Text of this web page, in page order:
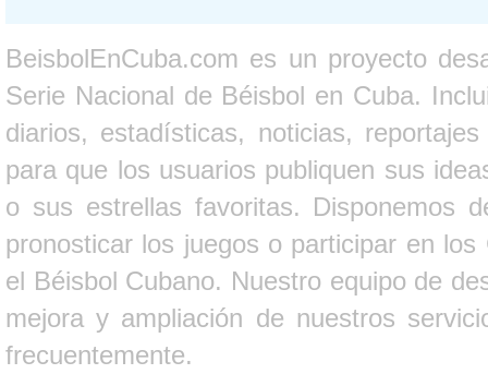
BeisbolEnCuba.com es un proyecto
Serie Nacional de Béisbol en Cuba.
diarios, estadísticas, noticias,
para que los usuarios publiquen sus
o sus estrellas favoritas. Disponemos
pronosticar los juegos o participar en
el Béisbol Cubano. Nuestro equipo de
mejora y ampliación de nuestros
frecuentemente.